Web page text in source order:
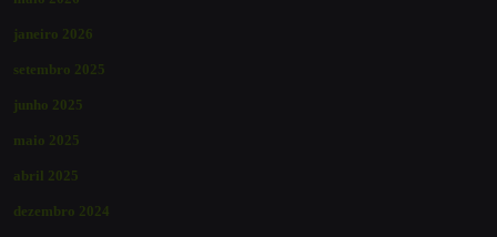
janeiro 2026
setembro 2025
junho 2025
maio 2025
abril 2025
dezembro 2024